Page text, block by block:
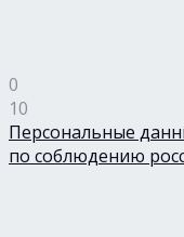
0
10
Персональные
по соблюдению